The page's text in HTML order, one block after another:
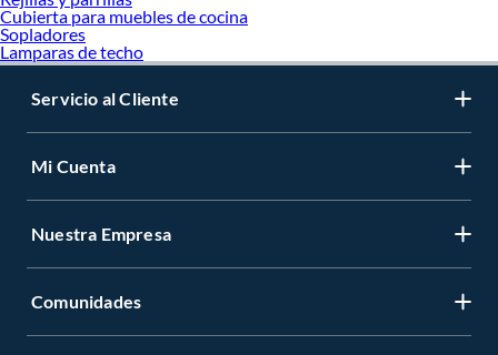
Cubierta para muebles de cocina
Sopladores
Lamparas de techo
Servicio al Cliente
Mi Cuenta
Nuestra Empresa
Comunidades